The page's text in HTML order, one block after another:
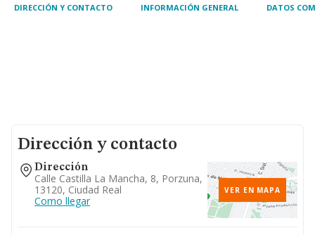
DIRECCIÓN Y CONTACTO INFORMACIÓN GENERAL DATOS
Dirección y contacto
Dirección
Calle Castilla La Mancha, 8, Porzuna,
13120, Ciudad Real
Como llegar
VER EN MAPA